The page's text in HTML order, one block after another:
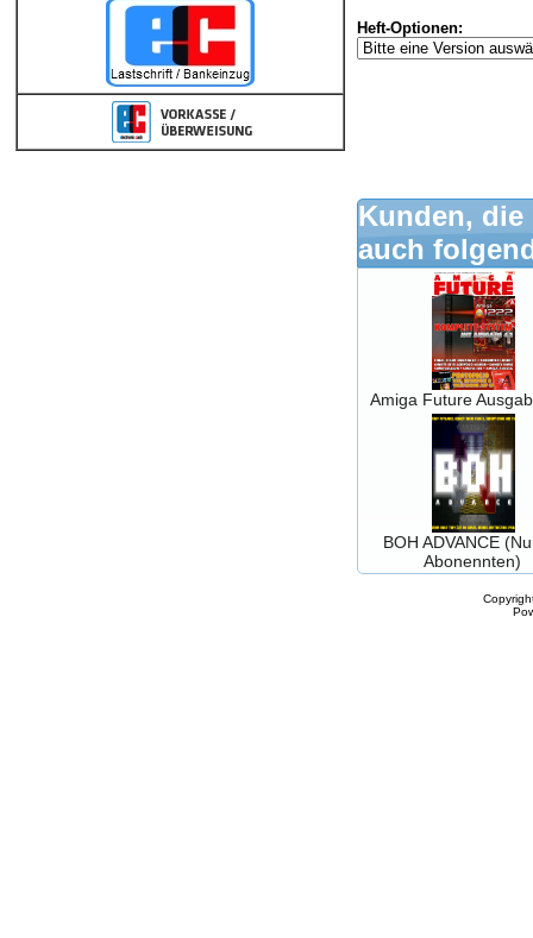
Heft-Optionen:
Kunden, die
auch
Amiga Future
BOH ADVANCE
Abonennten)